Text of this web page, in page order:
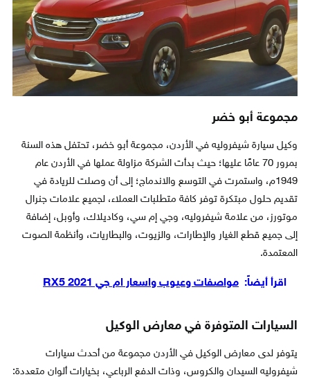
مجموعة أبو خضر
وكيل سيارة شيفروليه في الأردن، مجموعة أبو خضر، تحتفل هذه السنة
بمرور 70 عامًا عليها؛ حيث بدأت الشركة مزاولة عملها في الأردن عام
1949م، واستمرت في التوسع والاندماج؛ إلى أن وصلت للريادة في
تقديم حلول مبتكرة توفر كافة متطلبات العملاء، لجميع علامات جنرال
موتورز، من علامة شيفروليه، وجي إم سي، وكاديلاك، وأوبل، إضافة
إلى جميع قطع الغيار والإطارات، والزيوت، والبطاريات، وأنظمة الصوت
المعتمدة.
اقرأ أيضاً: مواصفات وعيوب واسعار ام جي RX5 2021
السيارات المتوفرة في معارض الوكيل
يتوفر لدى معارض الوكيل في الأردن مجموعة من أحدث سيارات
شيفروليه السيدان والكروس، وذات الدفع الرباعي، بخيارات ألوان متعددة: